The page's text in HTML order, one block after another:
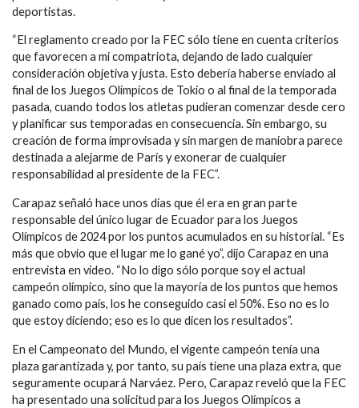
deportistas.
“El reglamento creado por la FEC sólo tiene en cuenta criterios
que favorecen a mi compatriota, dejando de lado cualquier
consideración objetiva y justa. Esto debería haberse enviado al
final de los Juegos Olímpicos de Tokio o al final de la temporada
pasada, cuando todos los atletas pudieran comenzar desde cero
y planificar sus temporadas en consecuencia. Sin embargo, su
creación de forma improvisada y sin margen de maniobra parece
destinada a alejarme de París y exonerar de cualquier
responsabilidad al presidente de la FEC”.
Carapaz señaló hace unos días que él era en gran parte
responsable del único lugar de Ecuador para los Juegos
Olímpicos de 2024 por los puntos acumulados en su historial. “Es
más que obvio que el lugar me lo gané yo”, dijo Carapaz en una
entrevista en video. “No lo digo sólo porque soy el actual
campeón olímpico, sino que la mayoría de los puntos que hemos
ganado como país, los he conseguido casi el 50%. Eso no es lo
que estoy diciendo; eso es lo que dicen los resultados”.
En el Campeonato del Mundo, el vigente campeón tenía una
plaza garantizada y, por tanto, su país tiene una plaza extra, que
seguramente ocupará Narváez. Pero, Carapaz reveló que la FEC
ha presentado una solicitud para los Juegos Olímpicos a